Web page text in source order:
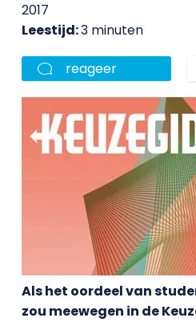
2017
Leestijd:3 minuten
reageer
Als het oordeel van
zou meewegen in de